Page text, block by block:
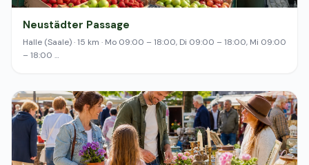
Neustädter Passage
Halle (Saale) · 15 km · Mo 09:00 – 18:00, Di 09:00 – 18:00, Mi 09:00
– 18:00 …